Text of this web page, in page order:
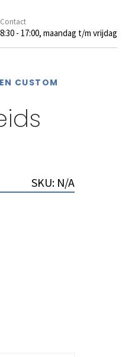
Contact
8:30 - 17:00, maandag t/m vrijdag
CUSTOM
SKU: N/A